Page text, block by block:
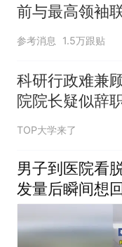
前与最高领袖
难"
参考消息 1.5万跟贴
科研行政难兼
院院长疑似辞
复旦马臻教授
级），并附上
TOP大学来了
男子到医院看
发量后瞬间想
自己，但他不